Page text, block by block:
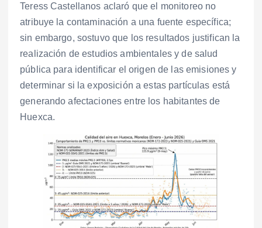
Teress Castellanos aclaró que el monitoreo no
atribuye la contaminación a una fuente específica;
sin embargo, sostuvo que los resultados justifican la
realización de estudios ambientales y de salud
pública para identificar el origen de las emisiones y
determinar si la exposición a estas partículas está
generando afectaciones entre los habitantes de
Huexca.